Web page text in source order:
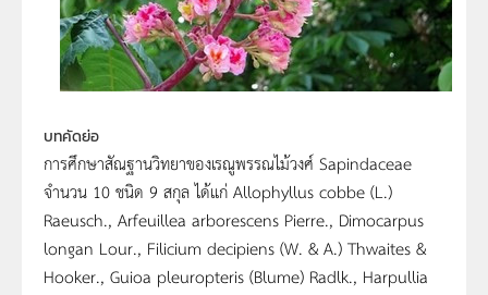
บทคัดย่อ
การศึกษาสัณฐานวิทยาของเรณูพรรณไม้วงศ์ Sapindaceae
จำนวน 10 ชนิด 9 สกุล ได้แก่ Allophyllus cobbe (L.)
Raeusch., Arfeuillea arborescens Pierre., Dimocarpus
longan Lour., Filicium decipiens (W. & A.) Thwaites &
Hooker., Guioa pleuropteris (Blume) Radlk., Harpullia